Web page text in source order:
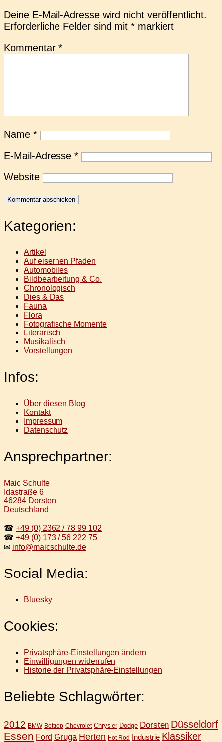
Deine E-Mail-Adresse wird nicht veröffentlicht.
Erforderliche Felder sind mit * markiert
Kommentar *
Name *
E-Mail-Adresse *
Website
Kategorien:
Artikel
Auf eisernen Pfaden
Automobiles
Bildbearbeitung & Co.
Chronologisch
Dies & Das
Fauna
Flora
Fotografische Momente
Literarisch
Musikalisch
Vorstellungen
Infos:
Über diesen Blog
Kontakt
Impressum
Datenschutz
Ansprechpartner:
Maic Schulte
Idastraße 6
46284 Dorsten
Deutschland
☎ +49 (0) 2362 / 78 99 102
☎ +49 (0) 173 / 56 222 75
✉ info@maicschulte.de
Social Media:
Bluesky
Cookies:
Privatsphäre-Einstellungen ändern
Einwilligungen widerrufen
Historie der Privatsphäre-Einstellungen
Beliebte Schlagwörter:
2012 BMW Bottrop Chevrolet Chrysler Dodge Dorsten Düsseldorf
Essen Ford Gruga Herten Hot Rod Industrie Klassiker